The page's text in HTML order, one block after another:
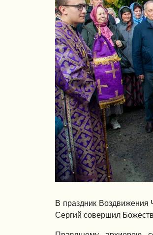
В праздник Воздвижения
Сергий совершил